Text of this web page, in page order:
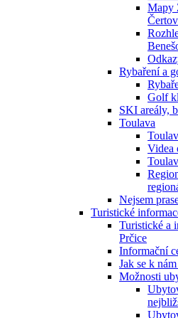
Mapy
Rybaření a
Golf
SKI areály,
Toulava
Videa
Nejsem
Turistické
Turistické a
Prčice
Informační
Jak se k
Možnosti